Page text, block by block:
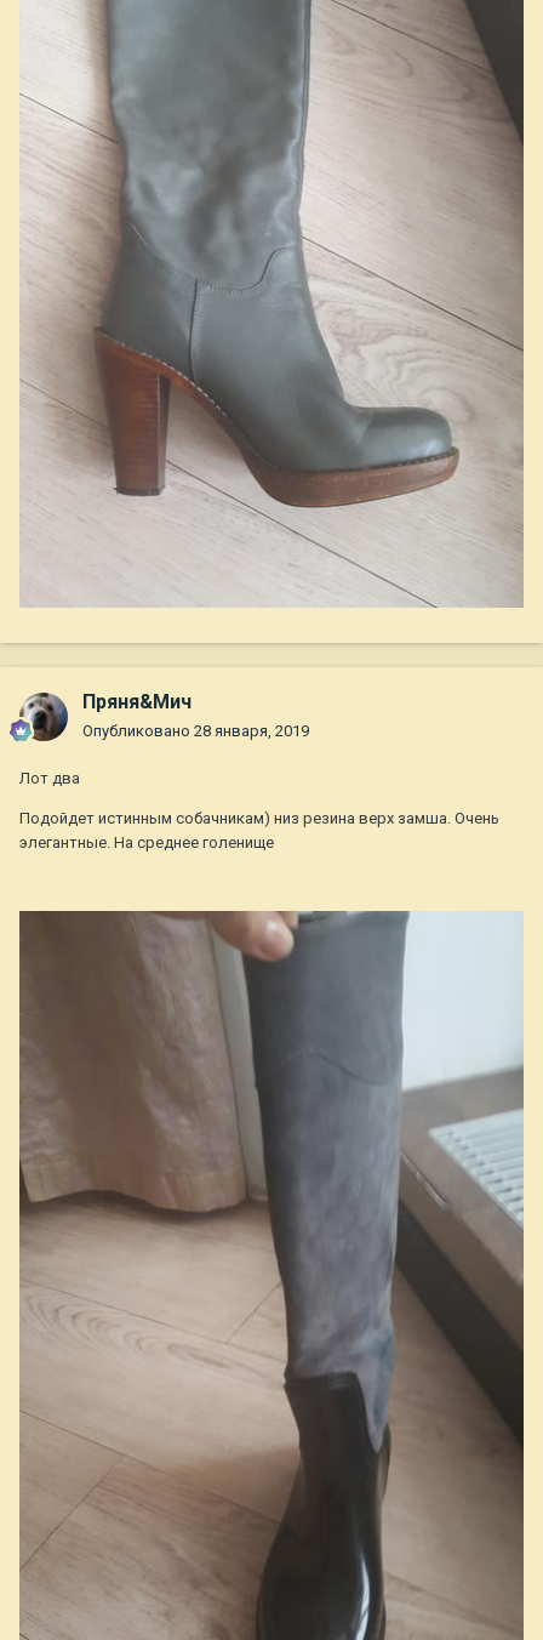
Пряня&Мич
Опубликовано 28 января, 2019
Лот два
Подойдет истинным собачникам) низ резина верх замша. Очень
элегантные. На среднее голенище